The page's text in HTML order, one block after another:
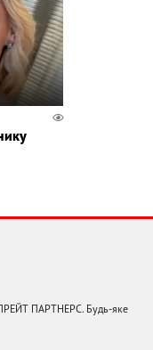
ПАРТНЕРС. Будь-яке